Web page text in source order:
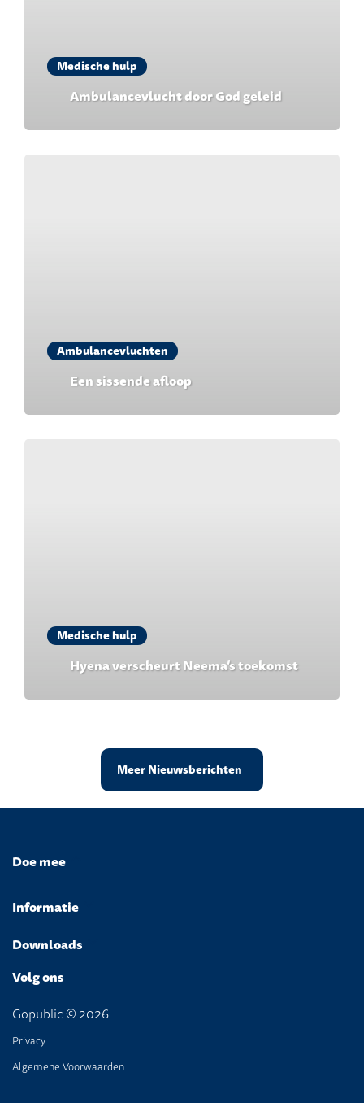
Medische hulp
Ambulancevlucht door God geleid
Ambulancevluchten
Een sissende afloop
Medische hulp
Hyena verscheurt Neema’s toekomst
Meer Nieuwsberichten
Doe mee
Informatie
Downloads
Volg ons
Gopublic © 2026
Privacy
Algemene Voorwaarden